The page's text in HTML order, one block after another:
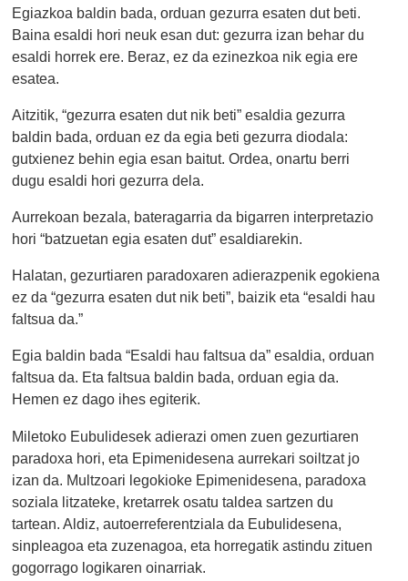
Egiazkoa baldin bada, orduan gezurra esaten dut beti.
Baina esaldi hori neuk esan dut: gezurra izan behar du
esaldi horrek ere. Beraz, ez da ezinezkoa nik egia ere
esatea.
Aitzitik, “gezurra esaten dut nik beti” esaldia gezurra
baldin bada, orduan ez da egia beti gezurra diodala:
gutxienez behin egia esan baitut. Ordea, onartu berri
dugu esaldi hori gezurra dela.
Aurrekoan bezala, bateragarria da bigarren interpretazio
hori “batzuetan egia esaten dut” esaldiarekin.
Halatan, gezurtiaren paradoxaren adierazpenik egokiena
ez da “gezurra esaten dut nik beti”, baizik eta “esaldi hau
faltsua da.”
Egia baldin bada “Esaldi hau faltsua da” esaldia, orduan
faltsua da. Eta faltsua baldin bada, orduan egia da.
Hemen ez dago ihes egiterik.
Miletoko Eubulidesek adierazi omen zuen gezurtiaren
paradoxa hori, eta Epimenidesena aurrekari soiltzat jo
izan da. Multzoari legokioke Epimenidesena, paradoxa
soziala litzateke, kretarrek osatu taldea sartzen du
tartean. Aldiz, autoerreferentziala da Eubulidesena,
sinpleagoa eta zuzenagoa, eta horregatik astindu zituen
gogorrago logikaren oinarriak.